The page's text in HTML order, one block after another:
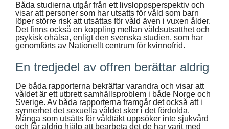
Båda studierna utgår från ett livsloppsperspektiv och
visar att personer som har utsatts för våld som barn
löper större risk att utsättas för våld även i vuxen ålder.
Det finns också en koppling mellan våldsutsatthet och
psykisk ohälsa, enligt den svenska studien, som har
genomförts av Nationellt centrum för kvinnofrid.
En tredjedel av offren berättar aldrig
De båda rapporterna bekräftar varandra och visar att
våldet är ett utbrett samhällsproblem i både Norge och
Sverige. Av båda rapporterna framgår det också att i
synnerhet det sexuella våldet sker i det fördolda.
Många som utsätts för våldtäkt uppsöker inte sjukvård
och får aldrig hjälp att bearbeta det de har varit med